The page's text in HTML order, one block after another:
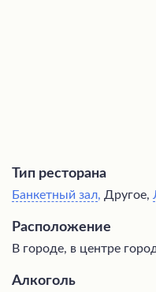
Тип ресторана
Банкетный зал, Другое,
Расположение
В городе, в центре
Алкоголь